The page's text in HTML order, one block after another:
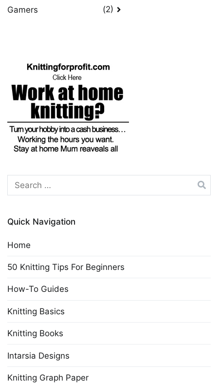
Gamers
(2)
Search
for:
Quick Navigation
Home
50 Knitting Tips For Beginners
How-To Guides
Knitting Basics
Knitting Books
Intarsia Designs
Knitting Graph Paper